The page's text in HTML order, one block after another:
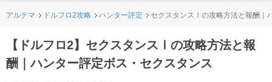
アルテマ ドルフロ2攻略 ハンター評定 セクスタンスⅠの攻略方法と報酬｜
【ドルフロ2】セクスタンスⅠの攻略方法と報
酬｜ハンター評定ボス・セクスタンス